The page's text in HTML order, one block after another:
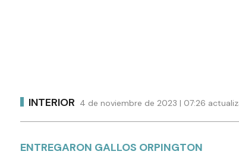
INTERIOR 4 de noviembre de 2023 | 07:26
ENTREGARON GALLOS ORPINGTON